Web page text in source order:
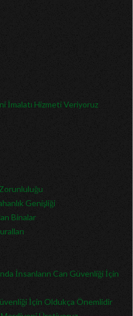
İmalatı Hizmeti Veriyoruz
Genişliği
Binalar
İnsanların Can Güvenliği İçin
İçin Oldukça Önemlidir